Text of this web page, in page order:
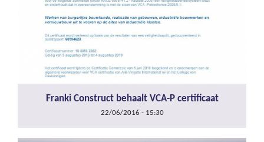
Franki Construct behaalt VCA-P certificaat
22/06/2016 - 15:30